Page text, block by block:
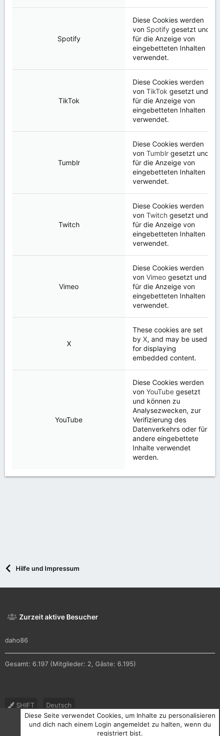
Spotify
Diese Cookies werden
von Spotify gesetzt und
für die Anzeige von
eingebetteten Inhalten
verwendet.
TikTok
Diese Cookies werden
von TikTok gesetzt und
für die Anzeige von
eingebetteten Inhalten
verwendet.
Tumblr
Diese Cookies werden
von Tumblr gesetzt und
für die Anzeige von
eingebetteten Inhalten
verwendet.
Twitch
Diese Cookies werden
von Twitch gesetzt und
für die Anzeige von
eingebetteten Inhalten
verwendet.
Vimeo
Diese Cookies werden
von Vimeo gesetzt und
für die Anzeige von
eingebetteten Inhalten
verwendet.
X
These cookies are set
by X, and may be used
for displaying
embedded content.
YouTube
Diese Cookies werden
von YouTube gesetzt
und können zu
Analysezwecken, zur
Verifizierung des
Datenverkehrs oder für
andere eingebettete
Inhalte verwendet
werden.
Hilfe und Impressum
Zurzeit aktive Besucher
daho86
Gesamt: 6.197 (Mitglieder: 2, Gäste: 6.195)
SHIFT
Deutsch
Nutzungsbedingungen
Datenschutz Hilfe und Impressum
Diese Seite verwendet Cookies, um Inhalte zu personalisieren
und dich nach einem Login angemeldet zu halten, wenn du
registriert bist.